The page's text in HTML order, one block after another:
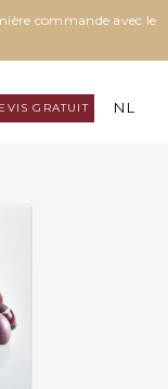
commande avec le
GRATUIT NL